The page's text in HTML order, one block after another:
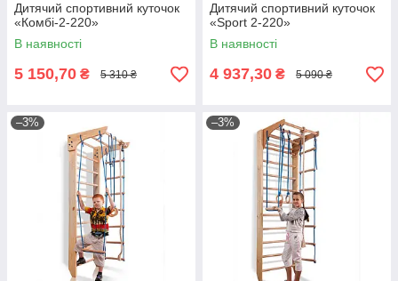
Дитячий спортивний куточок
«Комбі-2-220»
В наявності
5 150,70 ₴ 5 310 ₴
Дитячий спортивний куточок
«Sport 2-220»
В наявності
4 937,30 ₴ 5 090 ₴
–3% –3%